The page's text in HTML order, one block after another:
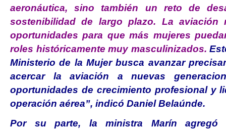
aeronáutica, sino también un reto de
sostenibilidad de largo plazo. La aviación
oportunidades para que más mujeres
roles históricamente muy masculinizados.
Ministerio de la Mujer busca avanzar
acercar la aviación a nuevas
oportunidades de crecimiento profesional y
operación aérea”, indicó Daniel Belaúnde.
Por su parte, la ministra Marín